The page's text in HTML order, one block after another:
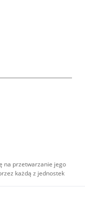
na przetwarzanie jego
każdą z jednostek